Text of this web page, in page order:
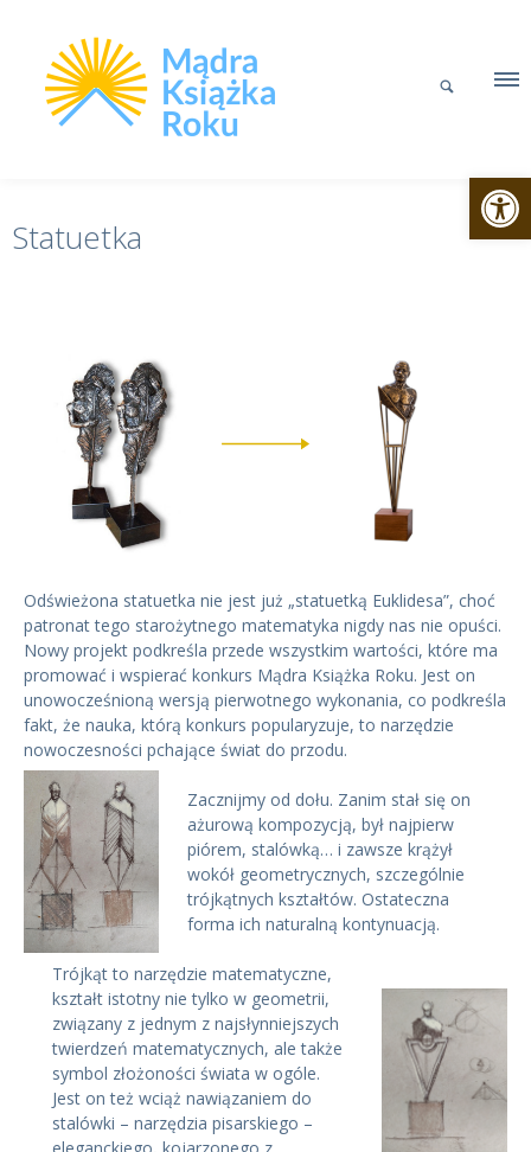
Otwórz
Statuetka
Odświeżona statuetka nie jest już „statuetką Euklidesa”, choć
patronat tego starożytnego matematyka nigdy nas nie opuści.
Nowy projekt podkreśla przede wszystkim wartości, które ma
promować i wspierać konkurs Mądra Książka Roku. Jest on
unowocześnioną wersją pierwotnego wykonania, co podkreśla
fakt, że nauka, którą konkurs popularyzuje, to narzędzie
nowoczesności pchające świat do przodu.
Zacznijmy od dołu. Zanim stał się on
ażurową kompozycją, był najpierw
piórem, stalówką… i zawsze krążył
wokół geometrycznych, szczególnie
trójkątnych kształtów. Ostateczna
forma ich naturalną kontynuacją.
Trójkąt to narzędzie matematyczne,
kształt istotny nie tylko w geometrii,
związany z jednym z najsłynniejszych
twierdzeń matematycznych, ale także
symbol złożoności świata w ogóle.
Jest on też wciąż nawiązaniem do
stalówki – narzędzia pisarskiego –